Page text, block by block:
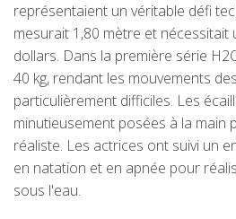
représentaient un véritable défi
mesurait 1,80 mètre et nécessitait
dollars. Dans la première série
40 kg, rendant les mouvements
particulièrement difficiles. Les
minutieusement posées à la main
réaliste. Les actrices ont suivi un
en natation et en apnée pour
sous l'eau.